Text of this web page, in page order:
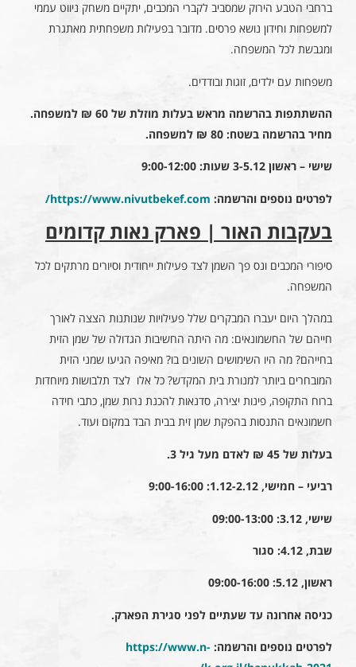
ברחבי הטבע הירוק שמסביב לקברי המכבים, יתקיים משחק ניווט עממי
למשפחות וחידון נושא פרסים. מדובר בפעילות משפחתית מאתגרת
ומגבשת לכל המשפחה.
משפחות עם ילדים, זוגות ובודדים.
ההשתתפות בהרשמה מראש בעלות מוזלת של 60 ₪ למשפחה.
מחיר בהרשמה בשטח: 80 ₪ למשפחה.
שישי – ראשון 3-5.12 שעות: 9:00-12:00
לפרטים נוספים והרשמה: https://www.nivutbekef.com
/
בעקבות האור | פארק נאות קדומים
סיפורי המכבים ונס פך השמן לצד פעילות ייחודית וסיורים מרתקים לכל
המשפחה.
במהלך היום יעברו המבקרים שלל פעילויות שנותנות הצצה לאורך
חייהם של החשמונאים: מה היתה החשיבות הגדולה של שמן הזית
בחייהם? מה היו השימושים השונים בו? מאיפה הגיעו שמני הזית
המובחרים ביותר למנורת בית המקדש? כל אלו לצד תלבושות מיוחדות
ברוח התקופה, פינות יצירה, סדנאות להכנת נרות שמן, כתבי חידה
חשמונאים התנסות בהפקת שמן זית בבית הבד במקום ועוד.
בעלות של 45 ₪ לאדם מעל גיל 3.
רביעי – חמישי, 1.12-2.12: 9:00-16:00
שישי, 3.12: 09:00-13:00
שבת, 4.12: סגור
ראשון, 5.12: 09:00-16:00
כניסה אחרונה עד שעתיים לפני סגירת הפארק.
לפרטים נוספים והרשמה: https://www.n-